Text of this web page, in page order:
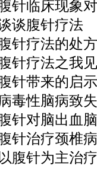
针临床现象
谈腹针疗法
针疗法的处
针疗法之我见
针带来的启
毒性脑病致
针对脑出血
针治疗颈椎病
腹针为主治